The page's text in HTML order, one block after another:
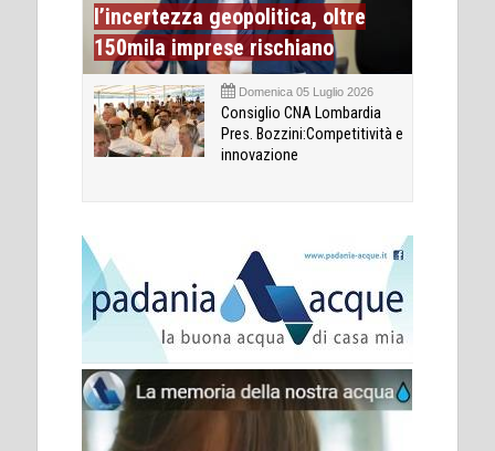
l’incertezza geopolitica, oltre
150mila imprese rischiano
Domenica 05 Luglio 2026
Consiglio CNA Lombardia
Pres. Bozzini:Competitività e
innovazione